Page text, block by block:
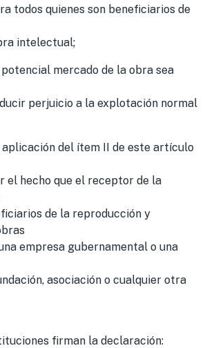
todos quienes son beneficiarios de
intelectual;
mercado de la obra sea
perjuicio a la explotación normal
aplicación del ítem II de este artículo
el hecho que el receptor de la
de la reproducción y
empresa gubernamental o una
asociación o cualquier otra
firman la declaración: